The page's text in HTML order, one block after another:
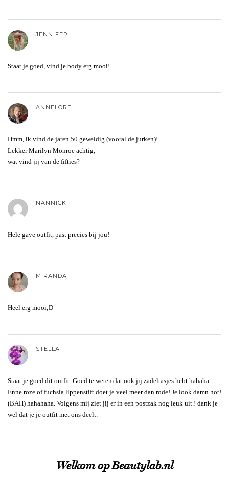
JENNIFER
Staat je goed, vind je body erg mooi!
ANNELORE
Hmm, ik vind de jaren 50 geweldig (vooral de jurken)!
Lekker Marilyn Monroe achtig,
wat vind jij van de fifties?
NANNICK
Hele gave outfit, past precies bij jou!
MIRANDA
Heel erg mooi;D
STELLA
Staat je goed dit outfit. Goed te weten dat ook jij zadeltasjes hebt hahaha.
Enne roze of fuchsia lippenstift doet je veel meer dan rode! Je look damn hot!
(BAH) hahahaha. Volgens mij ziet jij er in een postzak nog leuk uit.! dank je
wel dat je je outfit met ons deelt.
Welkom op Beautylab.nl